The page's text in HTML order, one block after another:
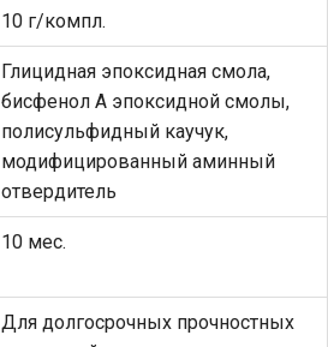
10 г/компл.
Глицидная эпоксидная смола,
бисфенол А эпоксидной смолы,
полисульфидный каучук,
модифицированный аминный
отвердитель
10 мес.
Для долгосрочных прочностных